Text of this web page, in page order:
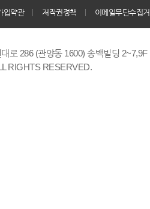
입약관 저작권정책 이메일무단수집
로 286 (관양동 1600) 송백빌딩
RIGHTS RESERVED.